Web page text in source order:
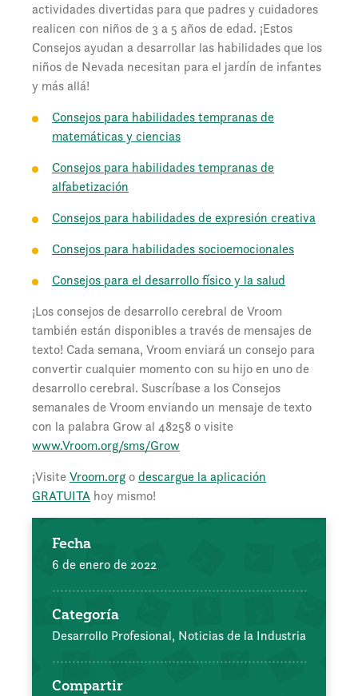
actividades divertidas para que padres y cuidadores
realicen con niños de 3 a 5 años de edad. ¡Estos
Consejos ayudan a desarrollar las habilidades que los
niños de Nevada necesitan para el jardín de infantes
y más allá!
Consejos para habilidades tempranas de
matemáticas y ciencias
Consejos para habilidades tempranas de
alfabetización
Consejos para habilidades de expresión creativa
Consejos para habilidades socioemocionales
Consejos para el desarrollo físico y la salud
¡Los consejos de desarrollo cerebral de Vroom
también están disponibles a través de mensajes de
texto! Cada semana, Vroom enviará un consejo para
convertir cualquier momento con su hijo en uno de
desarrollo cerebral. Suscríbase a los Consejos
semanales de Vroom enviando un mensaje de texto
con la palabra Grow al 48258 o visite
www.Vroom.org/sms/Grow
¡Visite Vroom.org odescargue la aplicación
GRATUITA hoy mismo!
Fecha
6 de enero de 2022
Categoría
Desarrollo Profesional, Noticias de la Industria
Compartir